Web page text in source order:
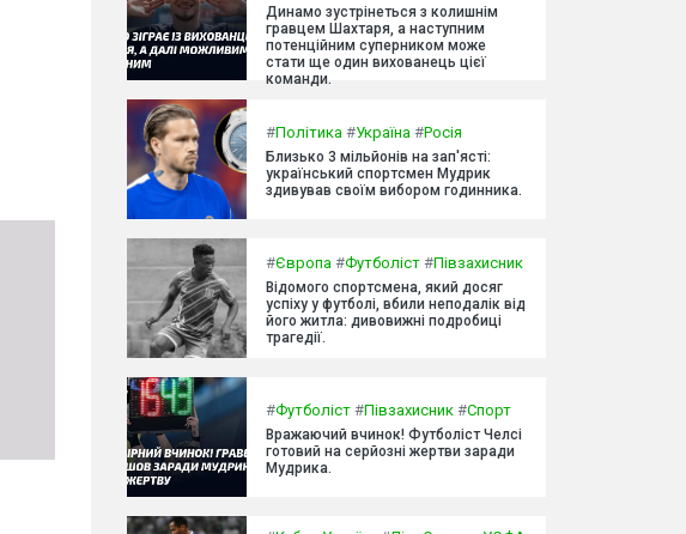
Динамо зустрінеться з колишнім
гравцем Шахтаря, а наступним
потенційним суперником може
стати ще один вихованець цієї
команди.
#Політика #Україна #Росія
Близько 3 мільйонів на зап'ясті:
український спортсмен Мудрик
здивував своїм вибором годинника.
#Європа #Футболіст #Півзахисник
Відомого спортсмена, який досяг
успіху у футболі, вбили неподалік від
його житла: дивовижні подробиці
трагедії.
#Футболіст #Півзахисник #Спорт
Вражаючий вчинок! Футболіст Челсі
готовий на серйозні жертви заради
Мудрика.